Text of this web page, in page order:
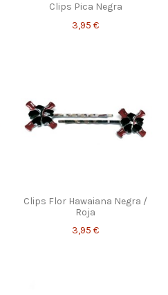
Clips Pica Negra
3,95 €
Clips Flor Hawaiana Negra /
Roja
3,95 €